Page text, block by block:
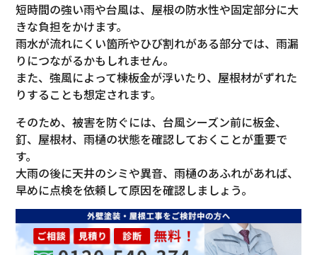
短時間の強い雨や台風は、屋根の防水性や固定部分に大
きな負担をかけます。
雨水が流れにくい箇所やひび割れがある部分では、雨漏
りにつながるかもしれません。
また、強風によって棟板金が浮いたり、屋根材がずれた
りすることも想定されます。
そのため、被害を防ぐには、台風シーズン前に板金、
釘、屋根材、雨樋の状態を確認しておくことが重要で
す。
大雨の後に天井のシミや異音、雨樋のあふれがあれば、
早めに点検を依頼して原因を確認しましょう。